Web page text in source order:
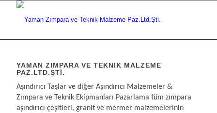
YAMAN ZIMPARA VE TEKNIK MALZEME
PAZ.LTD.ŞTI.
Aşındırıcı Taşlar ve diğer Aşındırıcı Malzemeler &
Zımpara ve Teknik Ekipmanları Pazarlama tüm zımpara
aşındırıcı çeşitleri, granit ve mermer malzemelerinin